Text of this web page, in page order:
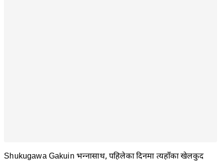
Shukugawa Gakuin भन्नासाथ, पहिलेका दिनमा त्यहाँका खेलकुद